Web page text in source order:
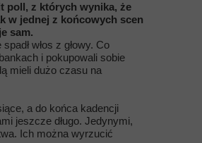
poll, z których wynika, że
w jednej z końcowych scen
sam.
włos z głowy. Co
i pokupowali sobie
mieli dużo czasu na
a do końca kadencji
jeszcze długo. Jedynymi,
Ich można wyrzucić